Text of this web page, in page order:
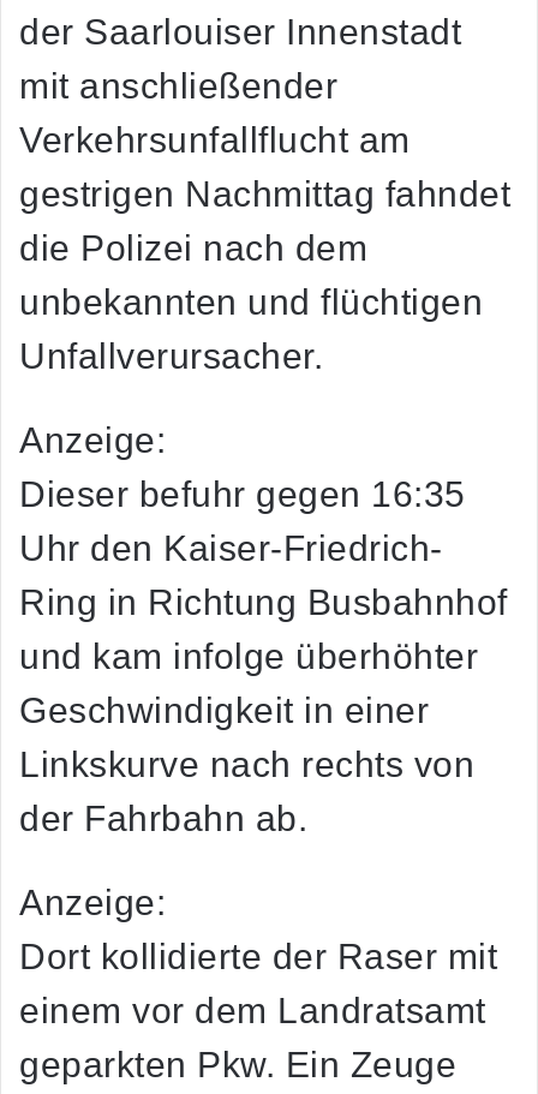
der Saarlouiser Innenstadt
mit anschließender
Verkehrsunfallflucht am
gestrigen Nachmittag fahndet
die Polizei nach dem
unbekannten und flüchtigen
Unfallverursacher.
Anzeige:
Dieser befuhr gegen 16:35
Uhr den Kaiser-Friedrich-
Ring in Richtung Busbahnhof
und kam infolge überhöhter
Geschwindigkeit in einer
Linkskurve nach rechts von
der Fahrbahn ab.
Anzeige:
Dort kollidierte der Raser mit
einem vor dem Landratsamt
geparkten Pkw. Ein Zeuge